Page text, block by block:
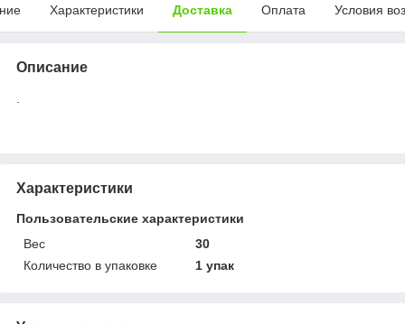
Характеристики Доставка Оплата Условия
Описание
Характеристики
Пользовательские характеристики
Вес
30
Количество в упаковке
1 упак